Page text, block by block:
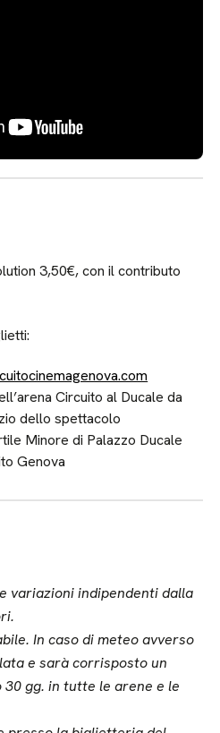
3,50€, con il contributo
Circuito al Ducale da
dello spettacolo
Minore di Palazzo Ducale
Genova
variazioni indipendenti dalla
In caso di meteo avverso
e sarà corrisposto un
gg. in tutte le arene e le